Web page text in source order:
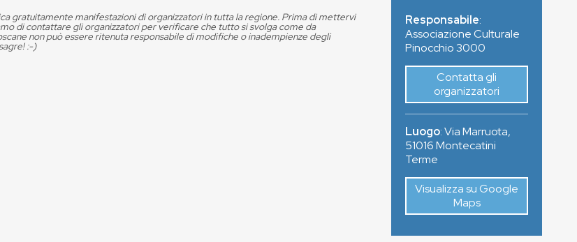
gratuitamente manifestazioni di organizzatori in tutta la regione. Prima di mettervi
di contattare gli organizzatori per verificare che tutto si svolga come da
non può essere ritenuta responsabile di modifiche o inadempienze degli
:-)
Responsabile:
Associazione Culturale
Pinocchio 3000
Contatta gli
organizzatori
Luogo:Via Marruota,
51016Montecatini
Terme
Visualizza su Google
Maps